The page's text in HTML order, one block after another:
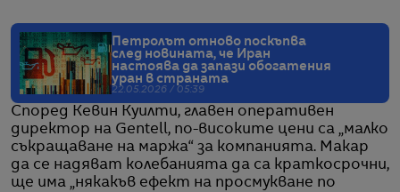
Петролът отново поскъпва
след новината, че Иран
настоява да запази обогатения
уран в страната
22.05.2026 / 05:39
Според Кевин Куилти, главен оперативен
директор на Gentell, по-високите цени са „малко
съкращаване на маржа“ за компанията. Макар
да се надяват колебанията да са краткосрочни,
ще има „някакъв ефект на просмукване по